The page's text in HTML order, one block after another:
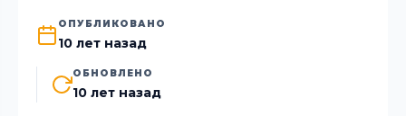
ОПУБЛИКОВАНО
10 лет назад
ОБНОВЛЕНО
10 лет назад